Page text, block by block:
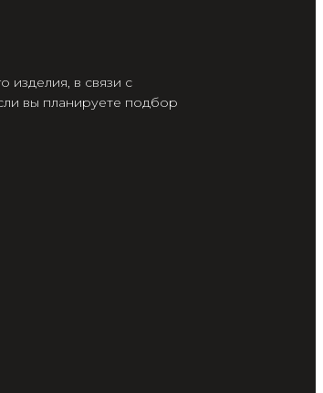
изделия, в связи с
вы планируете подбор